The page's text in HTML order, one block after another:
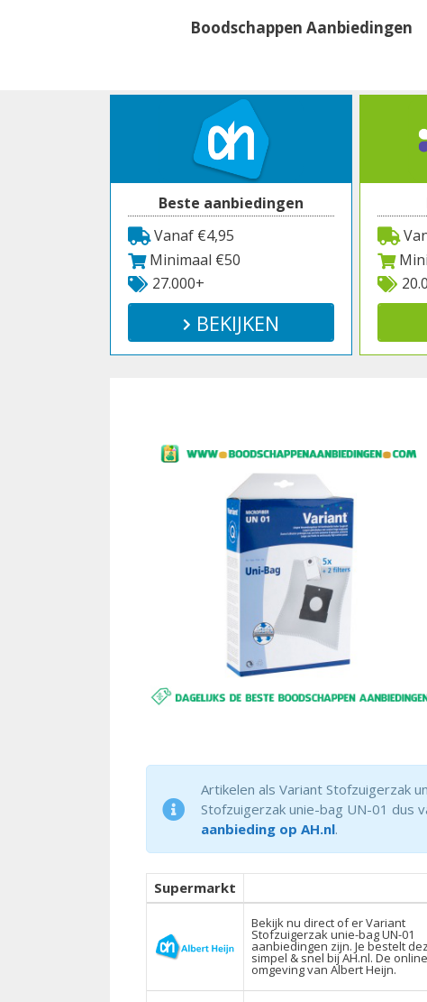
Boodschappen Aanbiedingen
Beste aanbiedingen
Vanaf €4,95
Minimaal €50
27.000+
BEKIJKEN
Artikelen als Variant Stofzuigerzak
Stofzuigerzak unie-bag UN-01 dus
aanbieding op AH.nl.
Supermarkt
Bekijk nu direct of er Variant
Stofzuigerzak unie-bag UN-01
aanbiedingen zijn. Je bestelt
simpel & snel bij AH.nl. De online
omgeving van Albert Heijn.